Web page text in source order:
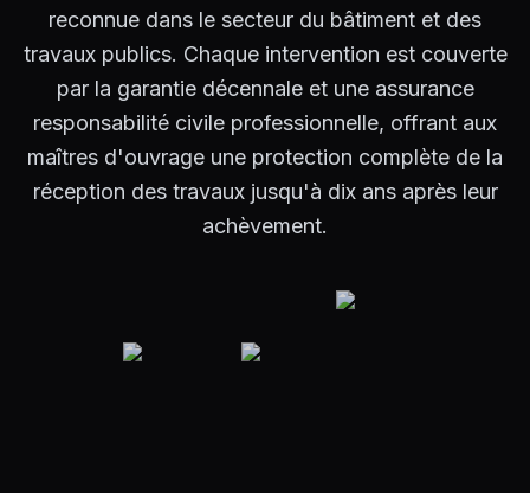
reconnue dans le secteur du bâtiment et des
travaux publics. Chaque intervention est couverte
par la garantie décennale et une assurance
responsabilité civile professionnelle, offrant aux
maîtres d'ouvrage une protection complète de la
réception des travaux jusqu'à dix ans après leur
achèvement.